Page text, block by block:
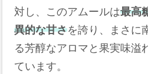
対し、このアムールは最高
異的な甘さを誇り、まさに
る芳醇なアロマと果実味溢
ています。